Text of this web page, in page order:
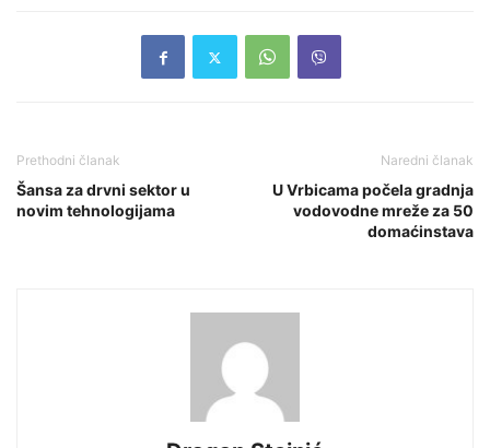
Prethodni članak
Šansa za drvni sektor u
novim tehnologijama
Naredni članak
U Vrbicama počela gradnja
vodovodne mreže za 50
domaćinstava